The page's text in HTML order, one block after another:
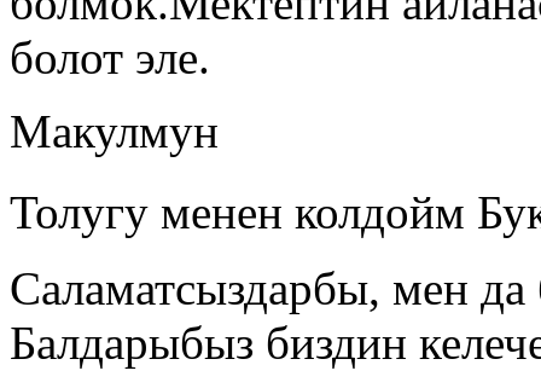
болот эле.
Макулмун
Толугу менен колдойм
Саламатсыздарбы, мен
Балдарыбыз биздин